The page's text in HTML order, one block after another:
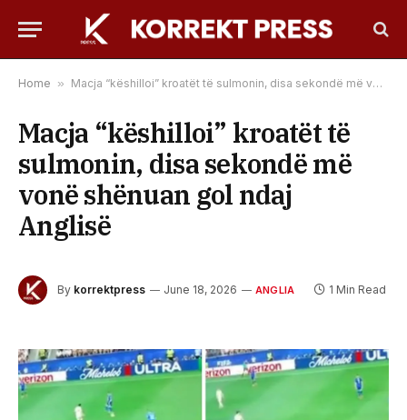
Home » Macja “këshilloi” kroatët të sulmonin, disa sekondë më vonë shënuan gol ndaj Anglisë
Macja “këshilloi” kroatët të
sulmonin, disa sekondë më
vonë shënuan gol ndaj
Anglisë
By korrektpress June 18, 2026 ANGLIA 1 Min Read